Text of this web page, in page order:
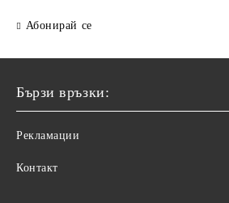
Абонирай се
Бързи връзки:
Рекламации
Контакт